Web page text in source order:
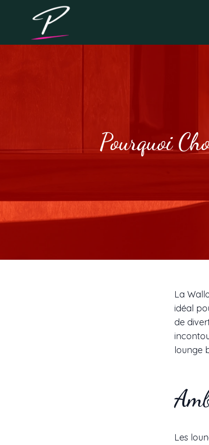
Pourquoi
La
idéal
de
lounge
Les